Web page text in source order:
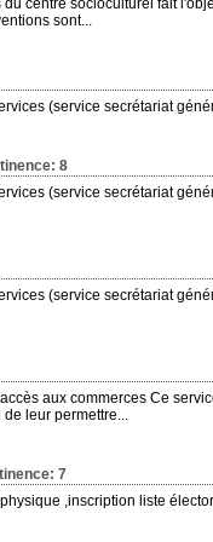
centre socioculturel fait
sont...
(service secrétariat
8
(service secrétariat
(service secrétariat
aux commerces Ce
leur permettre...
7
,inscription liste